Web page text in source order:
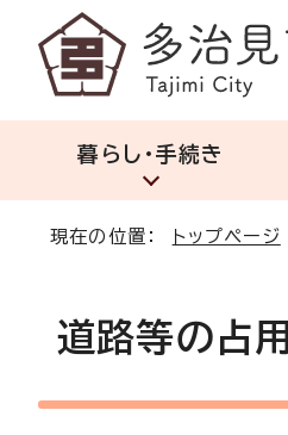
暮らし・手続き
現在の位置： トップページ
道路等の占用